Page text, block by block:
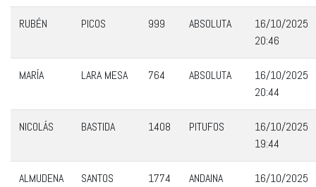
RUBÉN PICOS 999 ABSOLUTA
16/10/2025
20:46
MARÍA LARA MESA 764 ABSOLUTA
16/10/2025
20:44
NICOLÁS BASTIDA 1408 PITUFOS
16/10/2025
19:44
ALMUDENA
SANTOS
1774 ANDAINA
16/10/2025